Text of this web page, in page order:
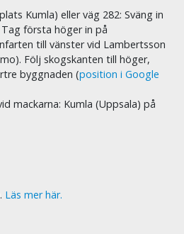
Kumla) eller väg 282: Sväng in
första höger in på
till vänster vid Lambertsson
Följ skogskanten till höger,
byggnaden (position i Google
mackarna: Kumla (Uppsala) på
Läs mer här.